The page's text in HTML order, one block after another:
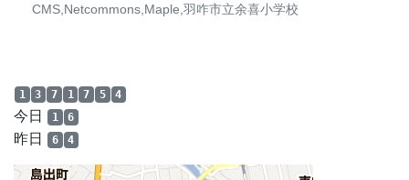
CMS,Netcommons,Maple,羽咋市立余喜小学校
1 3 7 1 7 5 4
今日 1 6
昨日 6 4